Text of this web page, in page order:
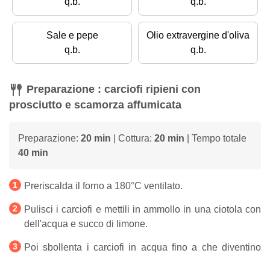
Sale e pepe
q.b.
Olio extravergine d'oliva
q.b.
Preparazione : carciofi ripieni con
prosciutto e scamorza affumicata
Preparazione: 20 min | Cottura: 20 min | Tempo totale
40 min
Preriscalda il forno a 180°C ventilato.
Pulisci i carciofi e mettili in ammollo in una ciotola con
dell'acqua e succo di limone.
Poi sbollenta i carciofi in acqua fino a che diventino